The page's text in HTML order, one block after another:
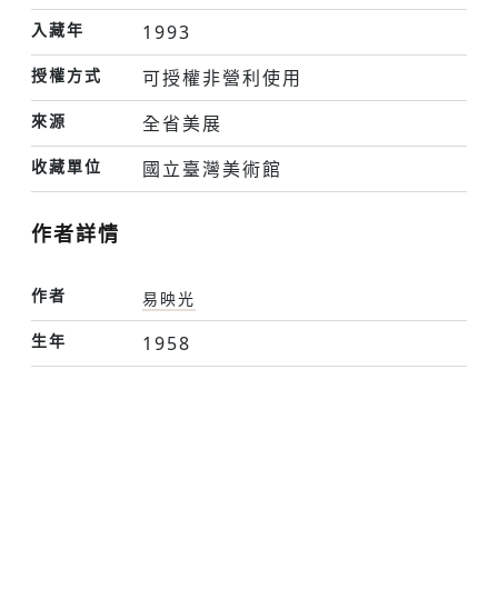
入藏年 1993
授權方式 可授權非營利使用
來源 全省美展
收藏單位 國立臺灣美術館
作者詳情
作者
易映光
生年
1958